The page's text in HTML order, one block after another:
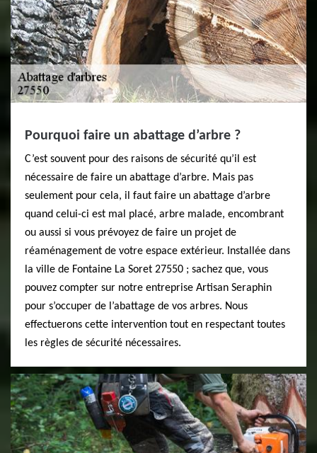
Pourquoi faire un abattage d’arbre ?
C’est souvent pour des raisons de sécurité qu’il est
nécessaire de faire un abattage d’arbre. Mais pas
seulement pour cela, il faut faire un abattage d’arbre
quand celui-ci est mal placé, arbre malade, encombrant
ou aussi si vous prévoyez de faire un projet de
réaménagement de votre espace extérieur. Installée dans
la ville de Fontaine La Soret 27550 ; sachez que, vous
pouvez compter sur notre entreprise Artisan Seraphin
pour s’occuper de l’abattage de vos arbres. Nous
effectuerons cette intervention tout en respectant toutes
les règles de sécurité nécessaires.